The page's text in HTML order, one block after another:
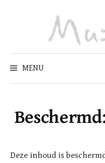
MENU
Deze inhoud is